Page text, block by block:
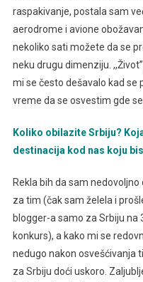
raspakivanje, postala sam
aerodrome i avione
nekoliko sati možete da se
neku drugu dimenziju.
mi se često dešavalo kad se
vreme da se osvestim gde
Koliko obilazite Srbiju?
destinacija kod nas koju
Rekla bih da sam
za tim (čak sam želela i
blogger-a samo za Srbiju na
konkurs), a kako mi se
nedugo nakon osvešćivanja
za Srbiju doći uskoro.